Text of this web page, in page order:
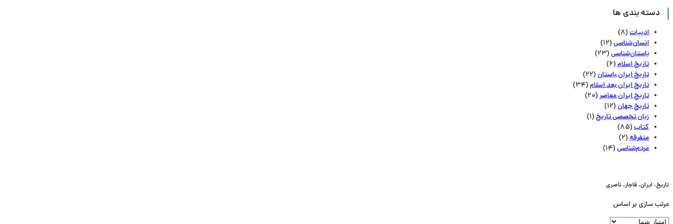
دسته بندی ها
ادبیات(8)
انسان‌شناسی(12)
باستان‌شناسی(23)
تاریخ اسلام(6)
تاریخ ایران باستان(22)
تاریخ ایران بعد اسلام(34)
تاریخ ایران معاصر(20)
تاریخ جهان(12)
زبان تخصصی تاریخ(1)
کتاب(85)
متفرقه(2)
مردم‌شناسی(14)
تاریخ، ایران، قاجار، ناصری
مرتب سازی بر اساس